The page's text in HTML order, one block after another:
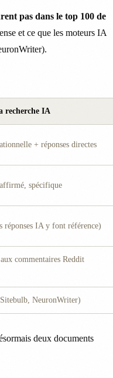
pas dans le top 100 de
et ce que les moteurs IA
recherche IA
+ réponses directes
spécifique
réponses IA y font référence)
commentaires Reddit
NeuronWriter)
deux documents